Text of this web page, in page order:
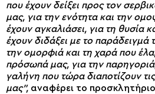
που έχουν δείξει προς τον
μας, για την ενότητα και την
έχουν αγκαλιάσει, για τη θυσία
έχουν διδάξει με το παράδειγμά
την ομορφιά και τη χαρά που
πρόσωπά μας, για την
γαλήνη που τώρα διαποτίζουν
μας”, αναφέρει το